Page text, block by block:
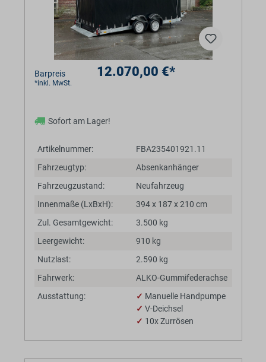
Barpreis 12.070,00 €*
*inkl. MwSt.
Sofort am Lager!
Artikelnummer:
FBA235401921.11
Fahrzeugtyp:
Absenkanhänger
Fahrzeugzustand:
Neufahrzeug
Innenmaße (LxBxH):
394 x 187 x 210 cm
Zul. Gesamtgewicht:
3.500 kg
Leergewicht:
910 kg
Nutzlast:
2.590 kg
Fahrwerk:
ALKO-Gummifederachse
Ausstattung:
✓ Manuelle Handpumpe
✓ V-Deichsel
✓ 10x Zurrösen